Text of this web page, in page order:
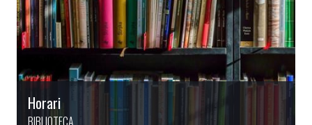
Horari